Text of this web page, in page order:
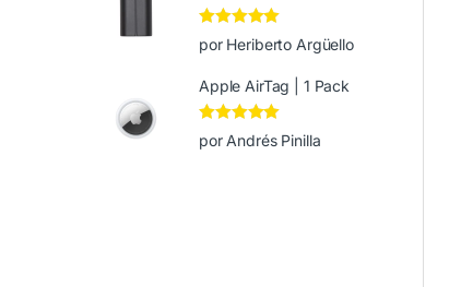
Valorado en
5
de 5
por Heriberto Argüello
Apple AirTag | 1 Pack
Valorado en
5
de 5
por Andrés Pinilla